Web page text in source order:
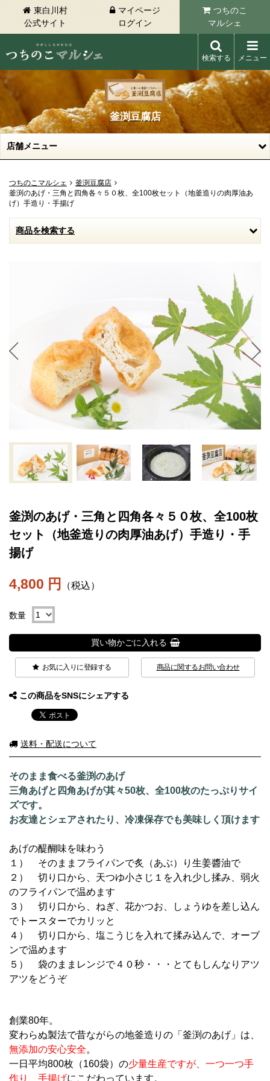
東白川村
公式サイト
マイページ
ログイン
つちのこ
マルシェ
検索する メニュー
釜渕豆腐店
店舗メニュー
つちのこマルシェ
釜渕豆腐店
釜渕のあげ・三角と四角各々５０枚、全100枚セット（地釜造りの肉厚油あ
げ）手造り・手揚げ
商品を検索する
釜渕のあげ・三角と四角各々５０枚、全100枚
セット（地釜造りの肉厚油あげ）手造り・手
揚げ
4,800 円 （税込）
数量
買い物かごに入れる
お気に入りに登録する 商品に関するお問い合わせ
この商品をSNSにシェアする
送料・配送について
そのまま食べる釜渕のあげ
三角あげと四角あげが其々50枚、全100枚のたっぷりサイ
ズです。
お友達とシェアされたり、冷凍保存でも美味しく頂けます
あげの醍醐味を味わう
１） そのままフライパンで炙（あぶ）り生姜醬油で
２） 切り口から、天つゆ小さじ１を入れ少し揉み、弱火
のフライパンで温めます
３） 切り口から、ねぎ、花かつお、しょうゆを差し込ん
でトースターでカリッと
４） 切り口から、塩こうじを入れて揉み込んで、オーブ
ンで温めます
５） 袋のままレンジで４０秒・・・とてもしんなりアツ
アツをどうぞ
創業80年。
変わらぬ製法で昔ながらの地釜造りの「釜渕のあげ」は、
無添加の安心安全。
一日平均800枚（160袋）の少量生産ですが、一つ一つ手
作り、手揚げにこだわっています。